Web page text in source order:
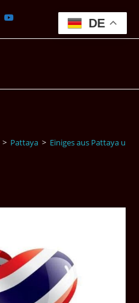
> Pattaya > Einiges aus Pattaya
DE